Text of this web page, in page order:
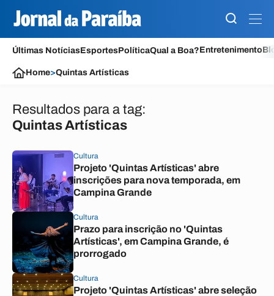
Últimas NotíciasEsportesPolíticaQual a Boa?Entretenimento
Home>Quintas Artísticas
Resultados para a tag:
Quintas Artísticas
Cultura
Projeto 'Quintas Artísticas' abre
inscrições para nova temporada, em
Campina Grande
Cultura
Prazo para inscrição no 'Quintas
Artísticas', em Campina Grande, é
prorrogado
Cultura
Projeto 'Quintas Artísticas' abre seleção